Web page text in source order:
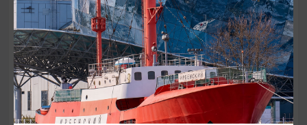
Куршская коса
ОТ 2500₽